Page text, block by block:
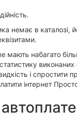
немає в каталозі,
мають набагато
виконаних
і спростити
інтернет